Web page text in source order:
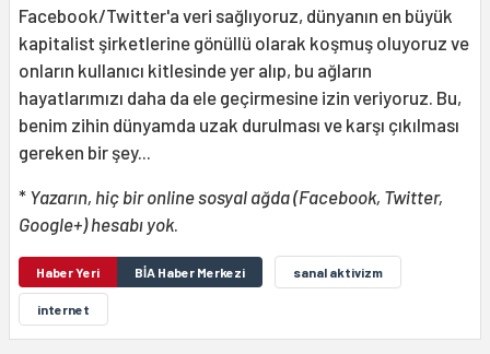
Facebook/Twitter'a veri sağlıyoruz, dünyanın en büyük
kapitalist şirketlerine gönüllü olarak koşmuş oluyoruz ve
onların kullanıcı kitlesinde yer alıp, bu ağların
hayatlarımızı daha da ele geçirmesine izin veriyoruz. Bu,
benim zihin dünyamda uzak durulması ve karşı çıkılması
gereken bir şey...
* Yazarın, hiç bir online sosyal ağda (Facebook, Twitter,
Google+) hesabı yok.
Haber Yeri BİA Haber Merkezi sanal aktivizm
internet